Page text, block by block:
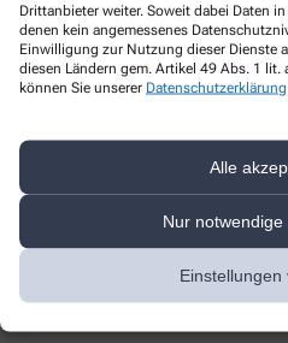
Drittanbieter weiter. Soweit dabei Daten
denen kein angemessenes
Einwilligung zur Nutzung dieser Dienste
diesen Ländern gem. Artikel 49 Abs. 1 lit.
können Sie unserer Datenschutzerklärung
Alle
Nur
Einstellungen
Ich erkläre mich damit
Daten elektronisch erfasst und
von mir ausgesuchte Apotheke
der Verarbeitung ist Art. 6 Abs. 1
jederzeit widerrufen werden, z.B.
Ihre Daten werden ausschließlich
Sind Sie ein Mensch? Dann